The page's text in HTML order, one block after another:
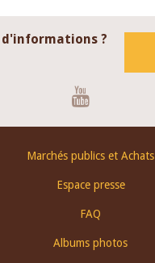
d'informations ?
Marchés publics et Achats
Espace presse
FAQ
Albums photos